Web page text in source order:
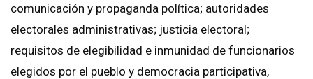
comunicación y propaganda política; autoridades
electorales administrativas; justicia electoral;
requisitos de elegibilidad e inmunidad de funcionarios
elegidos por el pueblo y democracia participativa,